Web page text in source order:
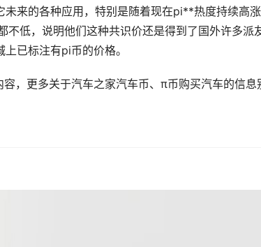
来的各种应用，特别是随着现在pi**热度持续高
低，说明他们这种共识价还是得到了国外许多派
已标注有pi币的价格。
，更多关于汽车之家汽车币、π币购买汽车的信息